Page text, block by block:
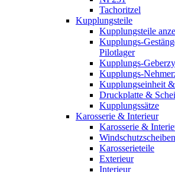
Tachoritzel
Kupplungsteile
Kupplungsteile
Kupplungs-
Pilotlager
Kupplungs-
Kupplungs-
Kupplungseinheit
Druckplatte &
Kupplungssätze
Karosserie & Interieur
Karosserie &
Windschutzscheiben
Karosserieteile
Exterieur
Interieur